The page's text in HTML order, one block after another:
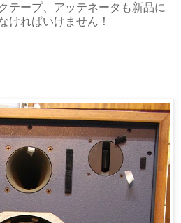
テープ、アッテネータも新品に
ればいけません！